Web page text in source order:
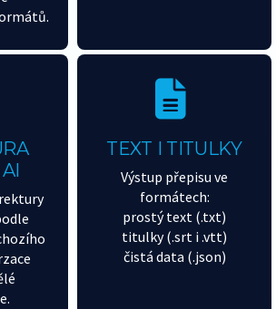
TEXT I TITULKY
Výstup přepisu ve
formátech:
prostý text (.txt)
titulky (.srt i .vtt)
čistá data (.json)